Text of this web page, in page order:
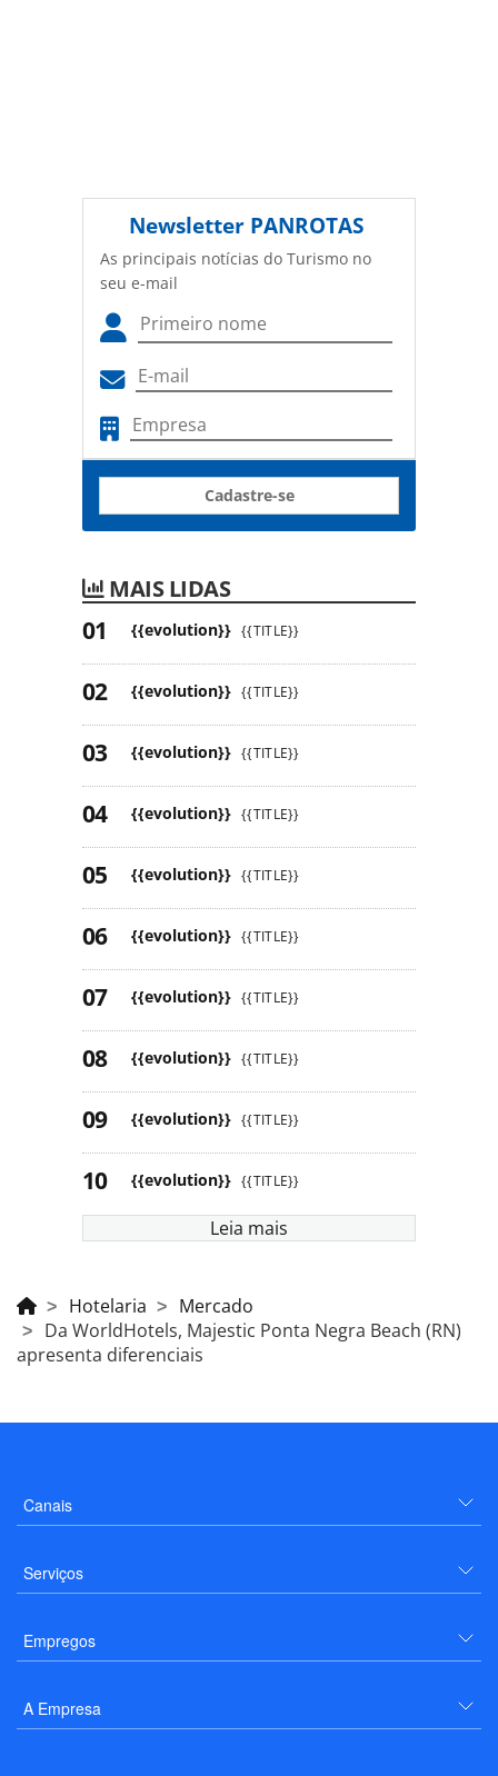
Newsletter PANROTAS
As principais notícias do Turismo no
seu e-mail
Cadastre-se
MAIS LIDAS
{{evolution}} {{TITLE}}
{{evolution}} {{TITLE}}
{{evolution}} {{TITLE}}
{{evolution}} {{TITLE}}
{{evolution}} {{TITLE}}
{{evolution}} {{TITLE}}
{{evolution}} {{TITLE}}
{{evolution}} {{TITLE}}
{{evolution}} {{TITLE}}
{{evolution}} {{TITLE}}
Leia mais
Hotelaria
Mercado
Da WorldHotels, Majestic Ponta Negra Beach (RN)
apresenta diferenciais
Canais
Serviços
Empregos
A Empresa